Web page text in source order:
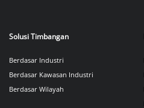
Solusi Timbangan
Berdasar Industri
Berdasar Kawasan Industri
Berdasar Wilayah